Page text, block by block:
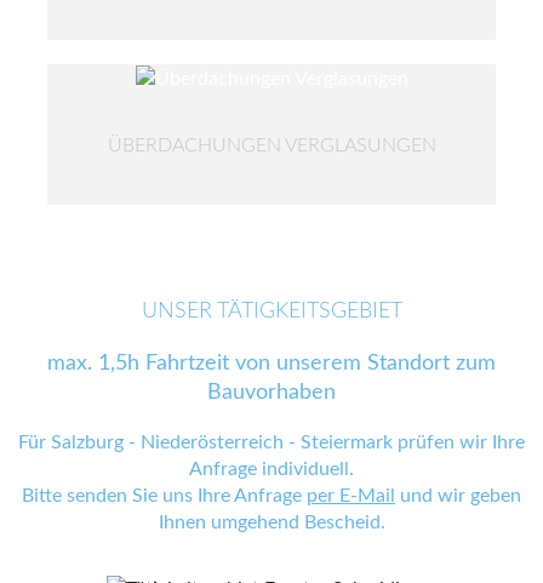
ÜBERDACHUNGEN VERGLASUNGEN
UNSER TÄTIGKEITSGEBIET
max. 1,5h Fahrtzeit von unserem Standort zum
Bauvorhaben
Für Salzburg - Niederösterreich - Steiermark prüfen wir Ihre
Anfrage individuell.
Bitte senden Sie uns Ihre Anfrage per E-Mail
und wir geben
Ihnen umgehend Bescheid.